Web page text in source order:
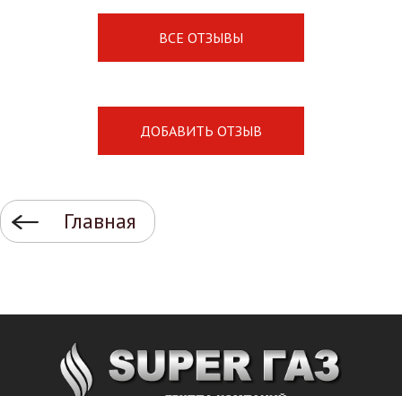
ВСЕ ОТЗЫВЫ
ДОБАВИТЬ ОТЗЫВ
Главная